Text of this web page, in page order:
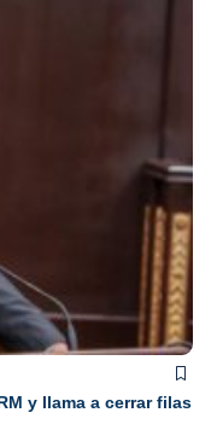
y llama a cerrar filas